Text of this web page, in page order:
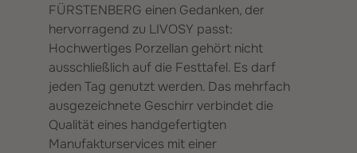
FÜRSTENBERG einen Gedanken, der
hervorragend zu LIVOSY passt:
Hochwertiges Porzellan gehört nicht
ausschließlich auf die Festtafel. Es darf
jeden Tag genutzt werden. Das mehrfach
ausgezeichnete Geschirr verbindet die
Qualität eines handgefertigten
Manufakturservices mit einer